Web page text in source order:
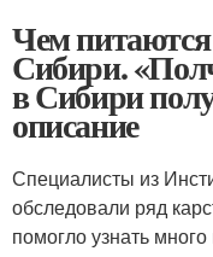
Чем
Сибири.
в Сибири
описание
Специалисты из
обследовали ряд
помогло узнать